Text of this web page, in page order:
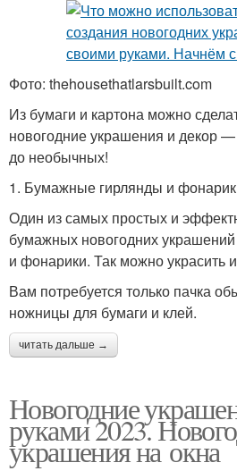
Фото: thehousethatlarsbuilt.com
Из бумаги и картона можно
новогодние украшения и декор
до необычных!
1. Бумажные гирлянды и
Один из самых простых и
бумажных новогодних
и фонарики. Так можно украсить
Вам потребуется только пачка
ножницы для бумаги и клей.
читать дальше →
Новогодние
руками 2023.
украшения на окна